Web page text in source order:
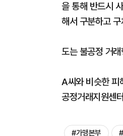
을 통해 반드시
해서 구분하고
도는 불공정 거
A씨와 비슷한 피
공정거래지원센
#가맹본부